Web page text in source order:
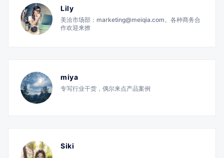
Lily
美洽市场部：marketing@meiqia.com。各种商务合
作欢迎来撩
miya
专写行业干货，偶尔来点产品案例
Siki